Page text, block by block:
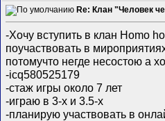
Re: Клан "Человек
-Хочу вступить в клан Homo
поучаствовать в
потомучто негде несостою а
-icq580525179
-cтаж игры около 7 лет
-играю в 3-х и 3.5-х
-планирую участвовать в